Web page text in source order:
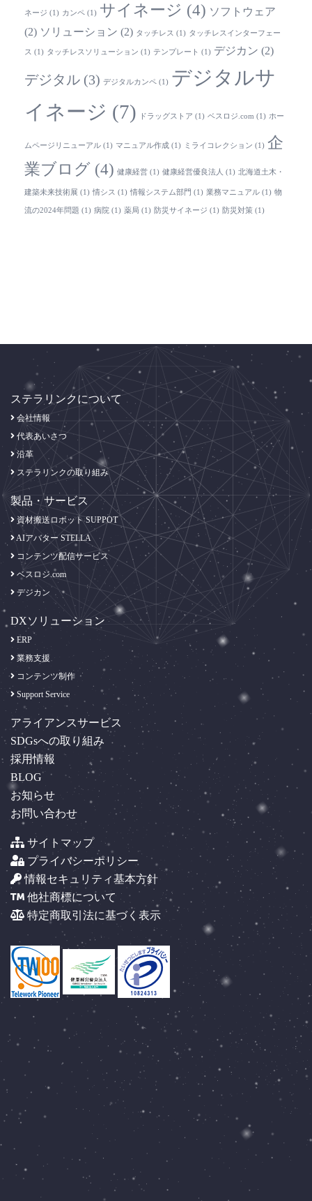
ネージ (1) カンペ (1) サイネージ (4) ソフトウェア
(2) ソリューション (2) タッチレス (1) タッチレスインターフェー
ス (1) タッチレスソリューション (1) テンプレート (1) デジカン (2)
デジタル (3) デジタルカンペ (1) デジタルサ
イネージ (7) ドラッグストア (1) ベスロジ.com (1) ホー
ムページリニューアル (1) マニュアル作成 (1) ミライコレクション (1) 企
業ブログ (4) 健康経営 (1) 健康経営優良法人 (1) 北海道土木・
建築未来技術展 (1) 情シス (1) 情報システム部門 (1) 業務マニュアル (1) 物
流の2024年問題 (1) 病院 (1) 薬局 (1) 防災サイネージ (1) 防災対策 (1)
ステラリンクについて
会社情報
代表あいさつ
沿革
ステラリンクの取り組み
製品・サービス
資材搬送ロボット SUPPOT
AIアバター STELLA
コンテンツ配信サービス
ベスロジ.com
デジカン
DXソリューション
ERP
業務支援
コンテンツ制作
Support Service
アライアンスサービス
SDGsへの取り組み
採用情報
BLOG
お知らせ
お問い合わせ
サイトマップ
プライバシーポリシー
情報セキュリティ基本方針
他社商標について
特定商取引法に基づく表示